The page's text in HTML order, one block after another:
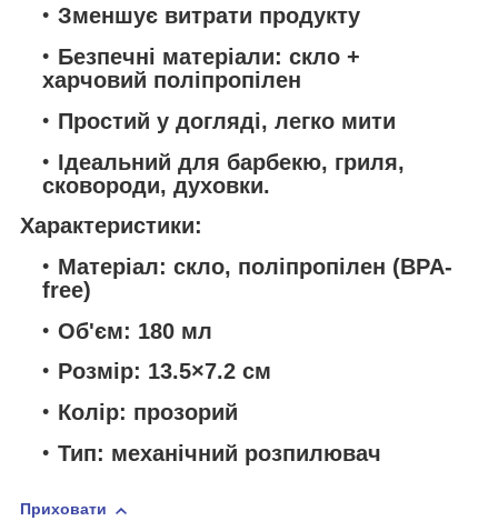
Зменшує витрати продукту
Безпечні матеріали: скло +
харчовий поліпропілен
Простий у догляді, легко мити
Ідеальний для барбекю, гриля,
сковороди, духовки.
Характеристики:
Матеріал: скло, поліпропілен (BPA-
free)
Об'єм: 180 мл
Розмір: 13.5×7.2 см
Колір: прозорий
Тип: механічний розпилювач
Приховати